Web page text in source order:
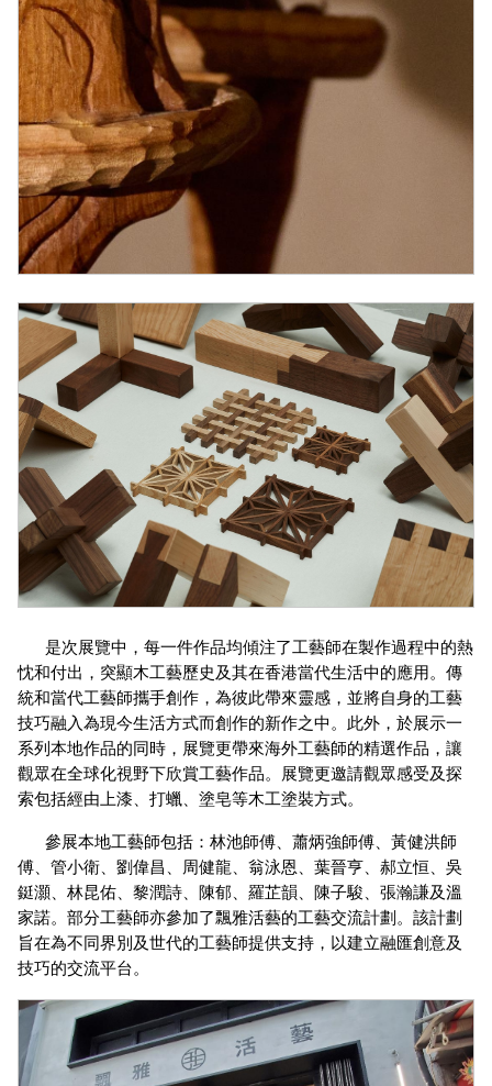
是次展覽中，每一件作品均傾注了工藝師在製作過程中的熱
忱和付出，突顯木工藝歷史及其在香港當代生活中的應用。傳
統和當代工藝師攜手創作，為彼此帶來靈感，並將自身的工藝
技巧融入為現今生活方式而創作的新作之中。此外，於展示一
系列本地作品的同時，展覽更帶來海外工藝師的精選作品，讓
觀眾在全球化視野下欣賞工藝作品。展覽更邀請觀眾感受及探
索包括經由上漆、打蠟、塗皂等木工塗裝方式。
參展本地工藝師包括：林池師傅、蕭炳強師傅、黃健洪師
傅、管小衛、劉偉昌、周健龍、翁泳恩、葉晉亨、郝立恒、吳
鋌灝、林昆佑、黎潤詩、陳郁、羅芷韻、陳子駿、張瀚謙及溫
家諾。部分工藝師亦參加了飄雅活藝的工藝交流計劃。該計劃
旨在為不同界別及世代的工藝師提供支持，以建立融匯創意及
技巧的交流平台。